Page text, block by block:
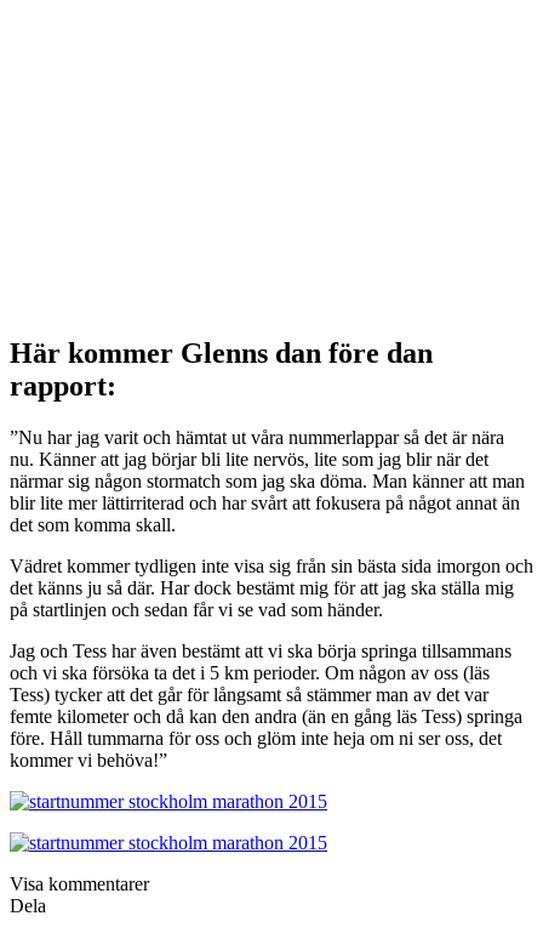
Här kommer Glenns dan före dan
rapport:
”Nu har jag varit och hämtat ut våra nummerlappar så det är nära
nu. Känner att jag börjar bli lite nervös, lite som jag blir när det
närmar sig någon stormatch som jag ska döma. Man känner att man
blir lite mer lättirriterad och har svårt att fokusera på något annat än
det som komma skall.
Vädret kommer tydligen inte visa sig från sin bästa sida imorgon och
det känns ju så där. Har dock bestämt mig för att jag ska ställa mig
på startlinjen och sedan får vi se vad som händer.
Jag och Tess har även bestämt att vi ska börja springa tillsammans
och vi ska försöka ta det i 5 km perioder. Om någon av oss (läs
Tess) tycker att det går för långsamt så stämmer man av det var
femte kilometer och då kan den andra (än en gång läs Tess) springa
före. Håll tummarna för oss och glöm inte heja om ni ser oss, det
kommer vi behöva!”
Visa kommentarer
Dela